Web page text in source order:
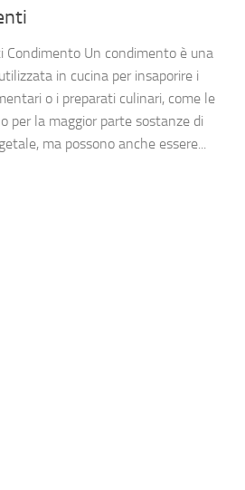
Condimento Un condimento è una
in cucina per insaporire i
o i preparati culinari, come le
per la maggior parte sostanze di
ma possono anche essere...